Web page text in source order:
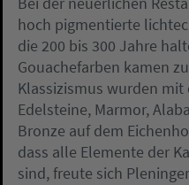
hoch pigmentierte
die 200 bis 300 Jahre
Gouachefarben kamen
Klassizismus wurden mit
Edelsteine, Marmor,
Bronze auf dem
dass alle Elemente der
sind, freute sich